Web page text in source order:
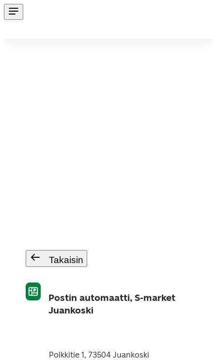
Takaisin
Postin automaatti, S-market
Juankoski
Poikkitie 1, 73504 Juankoski